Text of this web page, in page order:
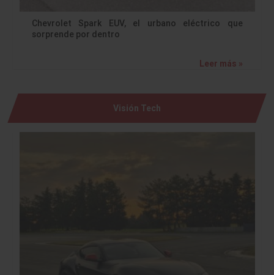
Chevrolet Spark EUV, el urbano eléctrico que
sorprende por dentro
Leer más »
Visión Tech